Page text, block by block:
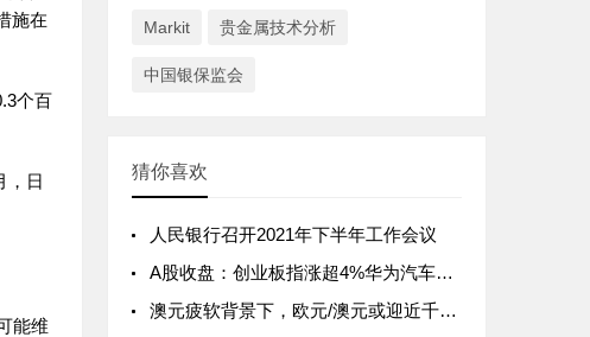
施在
个百
，日
能维
Markit 贵金属技术分析
中国银保监会
猜你喜欢
人民银行召开2021年下半年工作会议
A股收盘：创业板指涨超4%华为汽车、苹果概念股大涨
澳元疲软背景下，欧元/澳元或迎近千点上涨行情